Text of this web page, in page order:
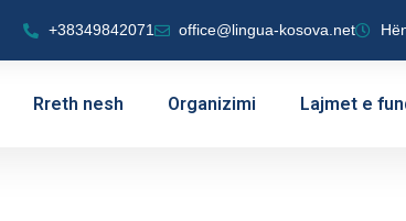
+38349842071 office@lingua-kosova.net
Rreth nesh Organizimi Lajmet e